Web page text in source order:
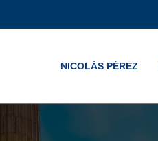
NICOLÁS PÉREZ